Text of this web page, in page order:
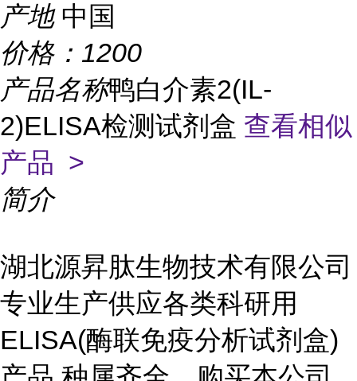
产地 中国
价格： 1200
产品名称鸭白介素2(IL-
2)ELISA检测试剂盒 查看相似
产品 >
简介
湖北源昇肽生物技术有限公司
专业生产供应各类科研用
ELISA(酶联免疫分析试剂盒)